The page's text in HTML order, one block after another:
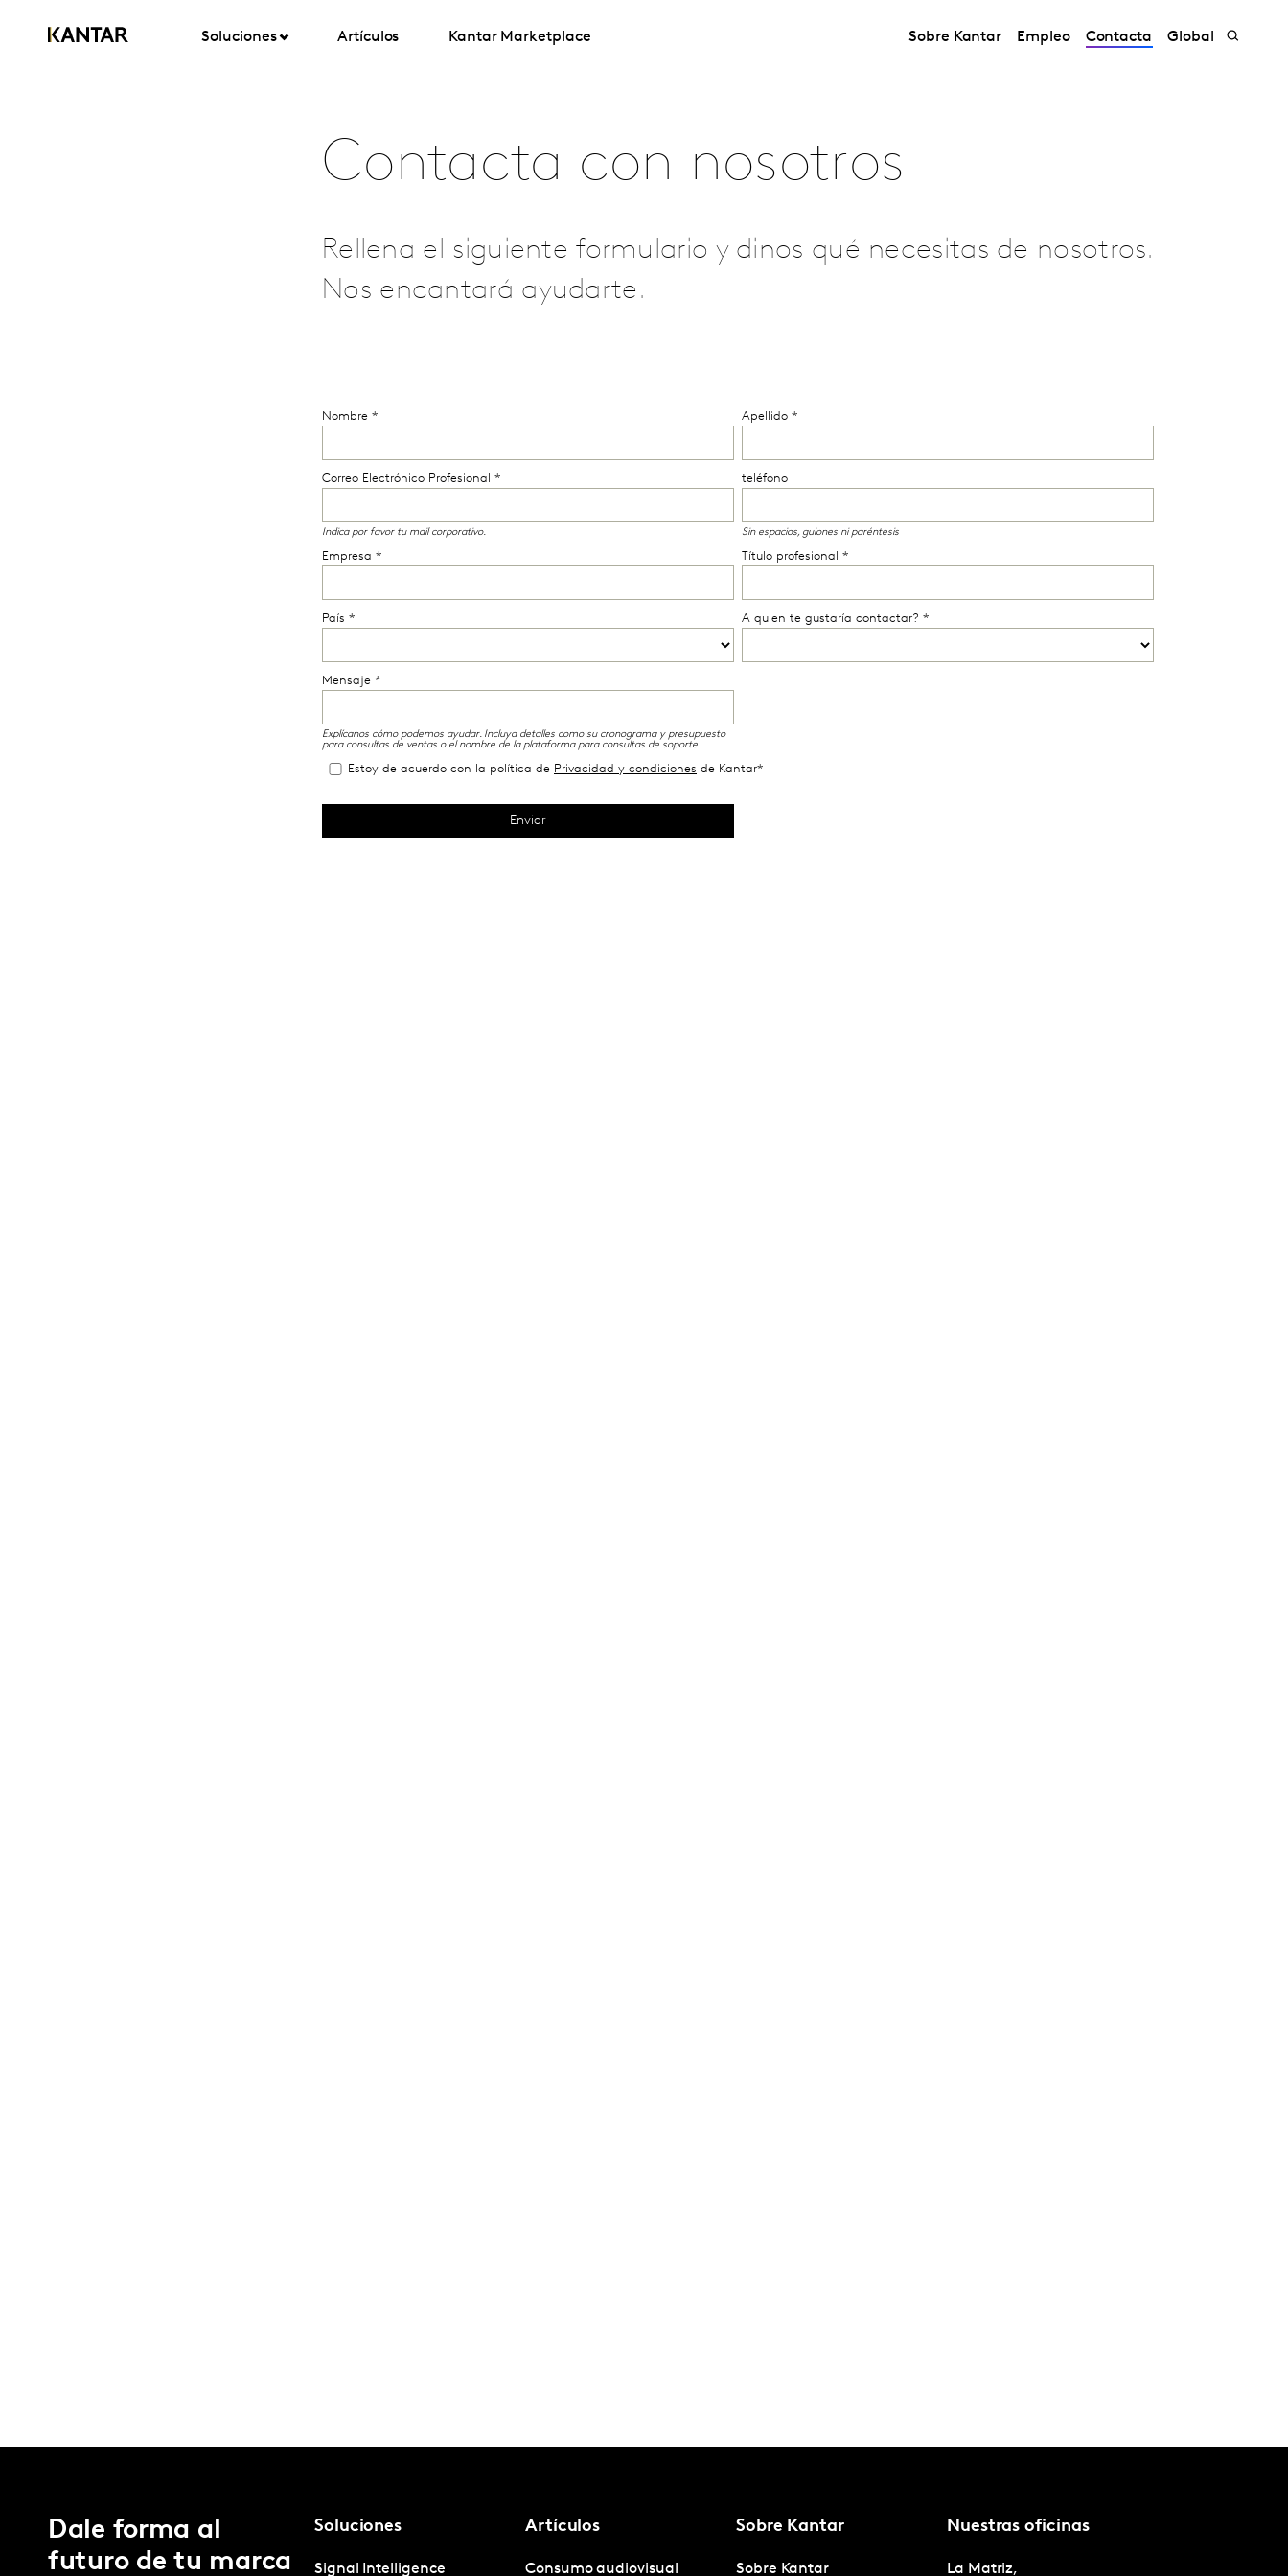
Soluciones Artículos Kantar Marketplace Sobre Kantar Empleo Contacta Global
Contacta con nosotros
Rellena el siguiente formulario y dinos qué necesitas de nosotros.
Nos encantará ayudarte.
Dale forma al
futuro de tu marca
Soluciones
Signal Intelligence
Artículos
Consumo audiovisual
Sobre Kantar
Sobre Kantar
Nuestras oficinas
La Matriz,